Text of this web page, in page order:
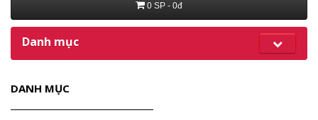
0 SP - 0đ
Danh mục
DANH MỤC